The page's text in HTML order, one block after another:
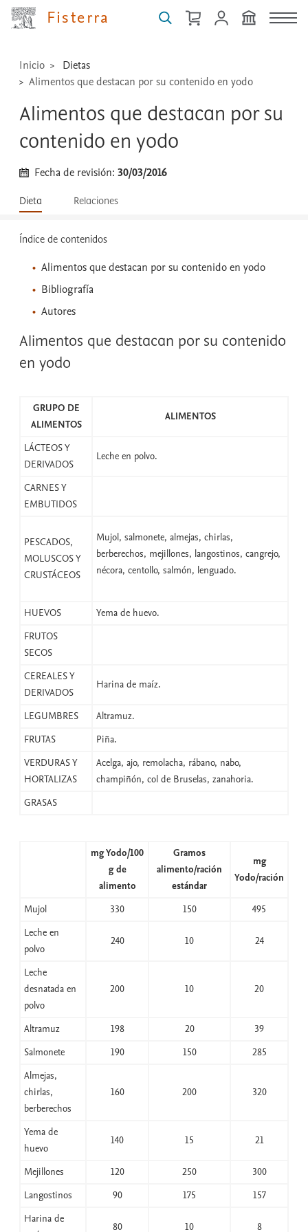
Fisterra
...
Inicio
Dietas
Alimentos que destacan por su contenido en yodo
Alimentos que destacan por su
contenido en yodo
Fecha de revisión:30/03/2016
Dieta Relaciones
Índice de contenidos
Alimentos que destacan por su contenido en yodo
Bibliografía
Autores
Alimentos que destacan por su contenido
en yodo
GRUPO DE
ALIMENTOS
ALIMENTOS
LÁCTEOS Y
DERIVADOS
Leche en polvo.
CARNES Y
EMBUTIDOS
PESCADOS,
MOLUSCOS Y
CRUSTÁCEOS
Mujol, salmonete, almejas, chirlas,
berberechos, mejillones, langostinos, cangrejo,
nécora, centollo, salmón, lenguado.
HUEVOS
Yema de huevo.
FRUTOS
SECOS
CEREALES Y
DERIVADOS
Harina de maíz.
LEGUMBRES
Altramuz.
FRUTAS
Piña.
VERDURAS Y
HORTALIZAS
Acelga, ajo, remolacha, rábano, nabo,
champiñón, col de Bruselas, zanahoria.
GRASAS
mg Yodo/100
g de
alimento
Gramos
alimento/ración
estándar
mg
Yodo/ración
Mujol 330 150
495
Leche en
polvo
240 10 24
Leche
desnatada en
polvo
200 10 20
Altramuz 198 20
39
Salmonete
190 150
285
Almejas,
chirlas,
berberechos
160 200 320
Yema de
huevo
140 15 21
Mejillones 120 250
300
Langostinos
90 175
157
Harina de
80 10 8